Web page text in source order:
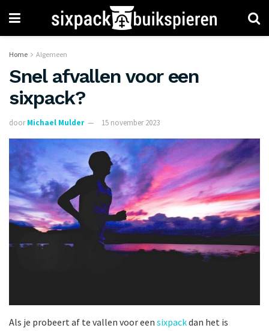
Home Algemeen
Snel afvallen voor een
sixpack?
door Michael Mulder 15 november 2023
Als je probeert af te vallen voor een sixpackdan het is